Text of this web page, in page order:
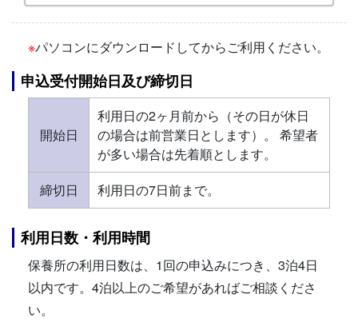
※パソコンにダウンロードしてからご利用ください。
申込受付開始日及び締切日
開始日
利用日の2ヶ月前から（その日が休日
の場合は前営業日とします）。 希望者
が多い場合は先着順とします。
締切日
利用日の7日前まで。
利用日数・利用時間
保養所の利用日数は、1回の申込みにつき、3泊4日
以内です。4泊以上のご希望があればご相談くださ
い。